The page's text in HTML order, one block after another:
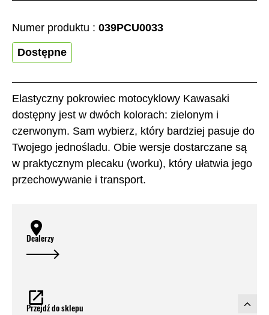
Elastyczny pokrowiec motocyklowy Kawasaki
dostępny jest w dwóch kolorach: zielonym i
czerwonym. Sam wybierz, który bardziej pasuje do
Twojego jednośladu. Obie wersje dostarczane są
w praktycznym plecaku (worku), który ułatwia jego
przechowywanie i transport.
Numer produktu : 039PCU0033
Dostępne
Dealerzy
Przejdź do sklepu